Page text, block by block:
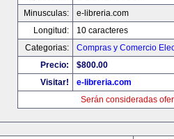
Minusculas:
e-libreria.com
Longitud:
10 caracteres
Categorias:
Compras y Comercio
Precio:
$800.00
Visitar!
e-libreria.com
Serán consideradas